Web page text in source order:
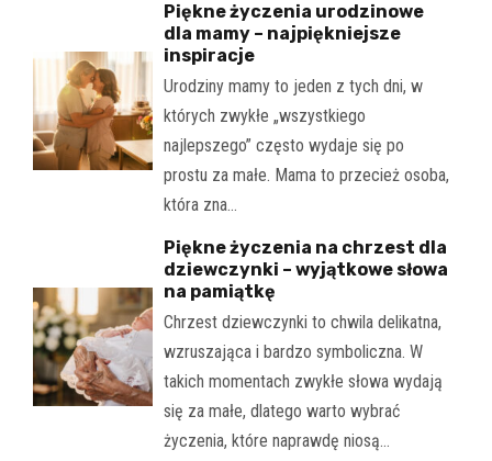
Piękne życzenia urodzinowe
dla mamy – najpiękniejsze
inspiracje
Urodziny mamy to jeden z tych dni, w
których zwykłe „wszystkiego
najlepszego” często wydaje się po
prostu za małe. Mama to przecież osoba,
która zna…
Piękne życzenia na chrzest dla
dziewczynki – wyjątkowe słowa
na pamiątkę
Chrzest dziewczynki to chwila delikatna,
wzruszająca i bardzo symboliczna. W
takich momentach zwykłe słowa wydają
się za małe, dlatego warto wybrać
życzenia, które naprawdę niosą…